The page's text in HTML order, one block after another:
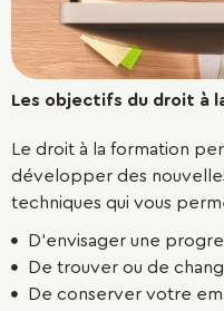
Les objectifs du droit à
Le droit à la formation
développer des
techniques qui vous
D'envisager une
De trouver ou de
De conserver votre